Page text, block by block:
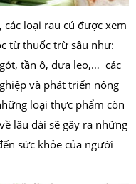
loại rau củ được xem
từ thuốc trừ sâu như:
tần ô, dưa leo,… các
và phát triển nông
loại thực phẩm còn
lâu dài sẽ gây ra những
sức khỏe của người